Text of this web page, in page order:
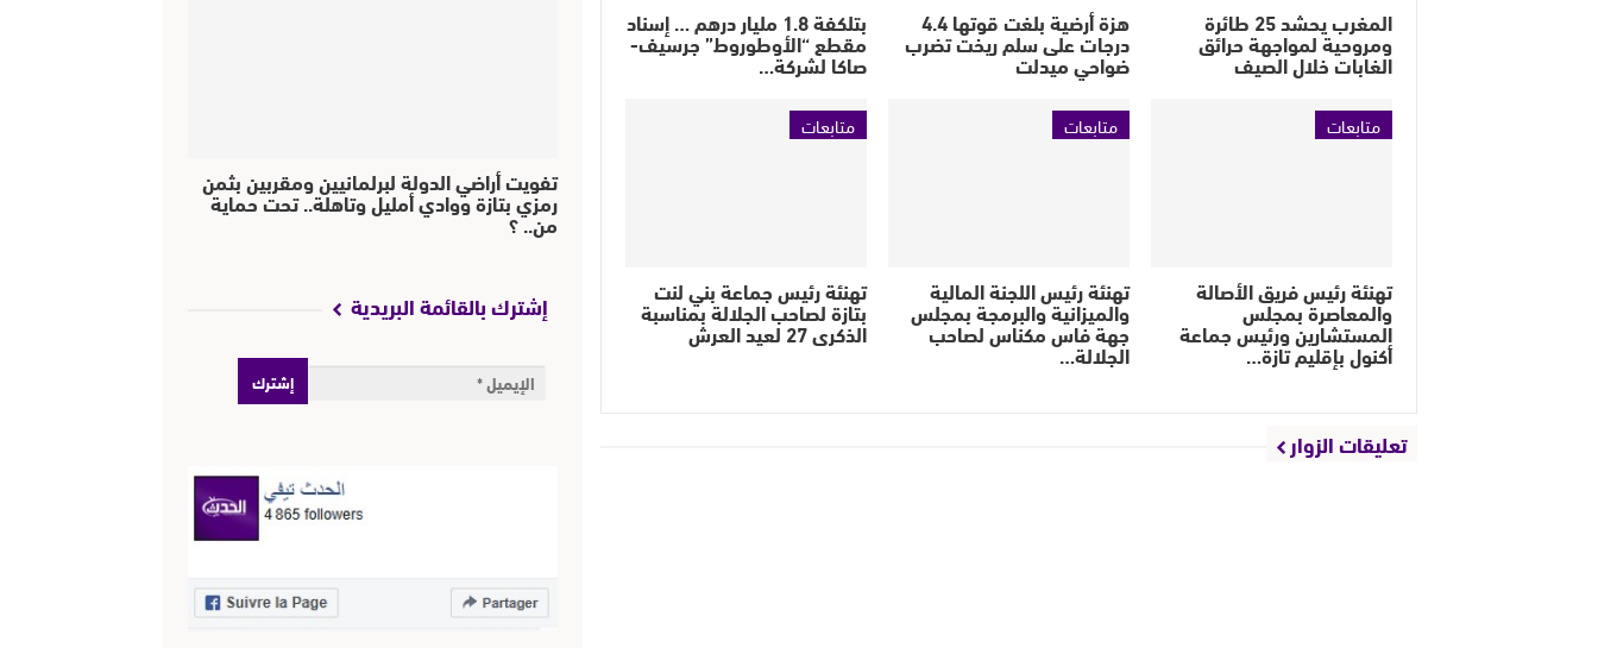
المغرب يحشد 25 طائرة
ومروحية لمواجهة حرائق
الغابات خلال الصيف
هزة أرضية بلغت قوتها 4.4
درجات على سلم ريخت تضرب
ضواحي ميدلت
بتلكفة 1.8 مليار درهم … إسناد
مقطع “الأوطوروط” جرسيف-
صاكا لشركة…
متابعات
تهنئة رئيس فريق الأصالة
والمعاصرة بمجلس
المستشارين ورئيس جماعة
أكنول بإقليم تازة…
متابعات
تهنئة رئيس اللجنة المالية
والميزانية والبرمجة بمجلس
جهة فاس مكناس لصاحب
الجلالة…
متابعات
تهنئة رئيس جماعة بني لنت
بتازة لصاحب الجلالة بمناسبة
الذكرى 27 لعيد العرش
تعليقات الزوار
تفويت أراضي الدولة لبرلمانيين ومقربين بثمن
رمزي بتازة ووادي أمليل وتاهلة.. تحت حماية
من.. ؟
إشترك بالقائمة البريدية